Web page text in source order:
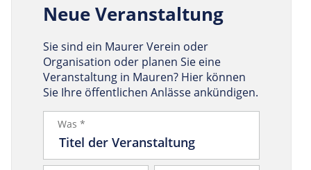
Neue Veranstaltung
Sie sind ein Maurer Verein oder
Organisation oder planen Sie eine
Veranstaltung in Mauren? Hier können
Sie Ihre öffentlichen Anlässe ankündigen.
Was *